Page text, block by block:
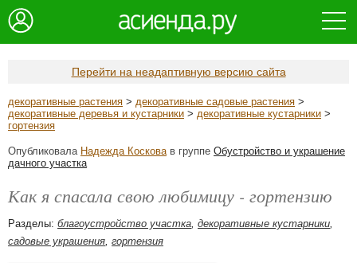
Перейти на неадаптивную версию сайта
декоративные растения > декоративные садовые растения >
декоративные деревья и кустарники > декоративные кустарники >
гортензия
Опубликовала Надежда Косковав группе Обустройство и украшение
дачного участка
Как я спасала свою любимицу - гортензию
Разделы: благоустройство участка, декоративные кустарники,
садовые украшения, гортензия